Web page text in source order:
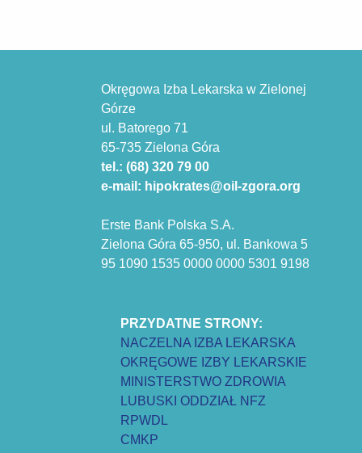
Okręgowa Izba Lekarska w Zielonej
Górze
ul. Batorego 71
65-735 Zielona Góra
tel.: (68) 320 79 00
e-mail: hipokrates@oil-zgora.org
Erste Bank Polska S.A.
Zielona Góra 65-950, ul. Bankowa 5
95 1090 1535 0000 0000 5301 9198
PRZYDATNE STRONY:
NACZELNA IZBA LEKARSKA
OKRĘGOWE IZBY LEKARSKIE
MINISTERSTWO ZDROWIA
LUBUSKI ODDZIAŁ NFZ
RPWDL
CMKP